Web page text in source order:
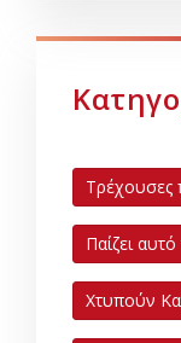
Τρέχουσες
Παίζει
Χτυπούν